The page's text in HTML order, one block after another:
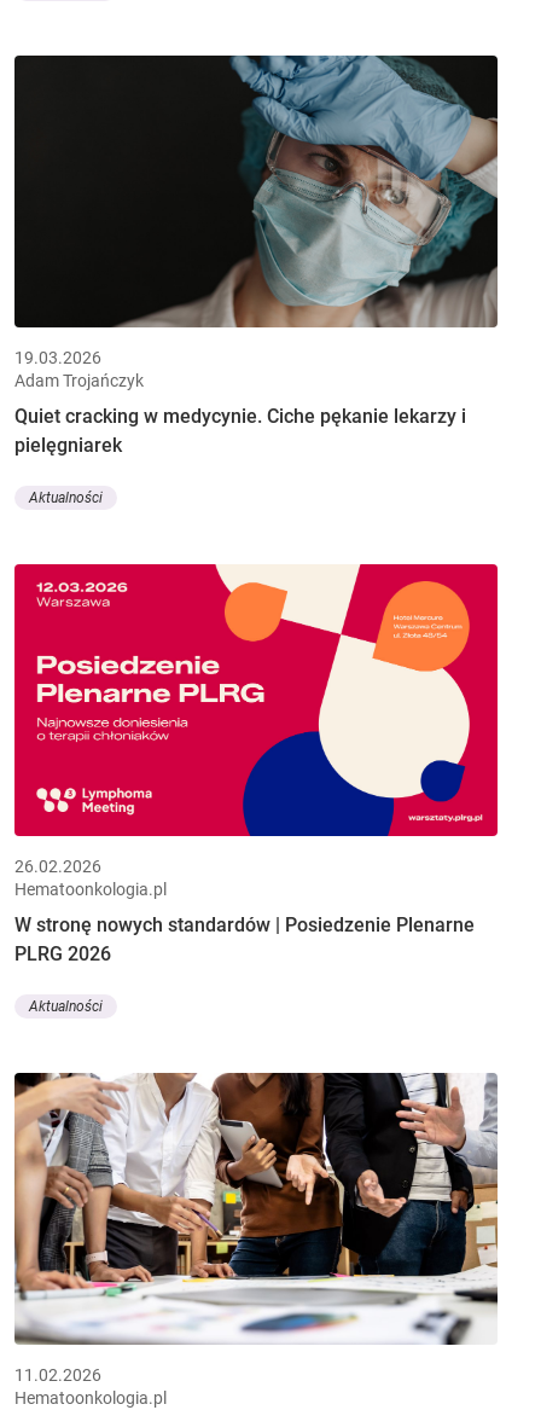
19.03.2026
Adam Trojańczyk
Quiet cracking w medycynie. Ciche pękanie lekarzy i
pielęgniarek
Aktualności
26.02.2026
Hematoonkologia.pl
W stronę nowych standardów | Posiedzenie Plenarne
PLRG 2026
Aktualności
11.02.2026
Hematoonkologia.pl